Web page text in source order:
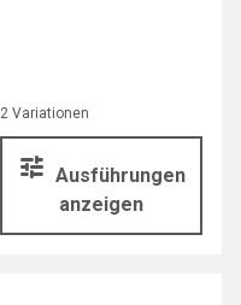
2 Variationen
Ausführungen
anzeigen